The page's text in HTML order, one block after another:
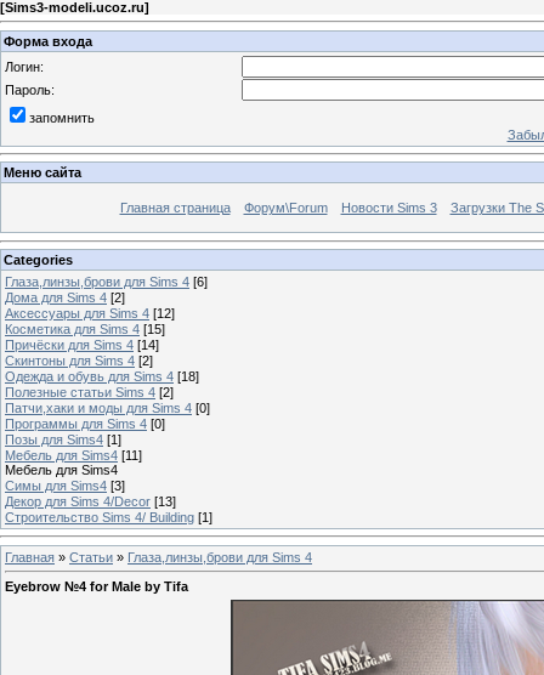
[Sims3-modeli.ucoz.ru]
Форма входа
Логин:
Пароль:
запомнить
Меню сайта
Главная страница Форум\Forum Новости Sims 3 Загрузки The
Categories
Глаза,линзы,брови для Sims 4 [6]
Дома для Sims 4 [2]
Аксессуары для Sims 4 [12]
Косметика для Sims 4 [15]
Причёски для Sims 4 [14]
Скинтоны для Sims 4 [2]
Одежда и обувь для Sims 4 [18]
Полезные статьи Sims 4 [2]
Патчи,хаки и моды для Sims 4 [0]
Программы для Sims 4 [0]
Позы для Sims4 [1]
Мебель для Sims4 [11]
Мебель для Sims4
Симы для Sims4 [3]
Декор для Sims 4/Decor [13]
Строительство Sims 4/ Building [1]
Главная » Статьи » Глаза,линзы,брови для Sims 4
Eyebrow №4 for Male by Tifa